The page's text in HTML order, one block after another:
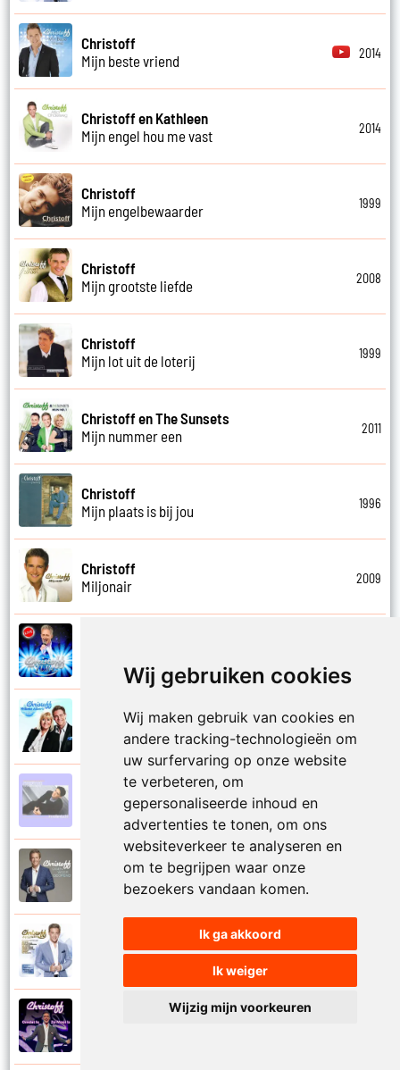
Wij gebruiken cookies
Wij maken gebruik van cookies en
andere tracking-technologieën om
uw surfervaring op onze website
te verbeteren, om
gepersonaliseerde inhoud en
advertenties te tonen, om ons
websiteverkeer te analyseren en
om te begrijpen waar onze
bezoekers vandaan komen.
Ik ga akkoord
Ik weiger
Wijzig mijn voorkeuren
Christoff
Mijn beste vriend
2014
Christoff en Kathleen
Mijn engel hou me vast
2014
Christoff
Mijn engelbewaarder
1999
Christoff
Mijn grootste liefde
2008
Christoff
Mijn lot uit de loterij
1999
Christoff en The Sunsets
Mijn nummer een
2011
Christoff
Mijn plaats is bij jou
1996
Christoff
Miljonair
2009
Christoff en Willeke Alberti
Niemand laat zijn eigen kind alleen
Christoff
Niets is voor niets
Christoff
Ogen weer geopend
Christoff en Florian Silbereisen
Omdat ie zo mooi is